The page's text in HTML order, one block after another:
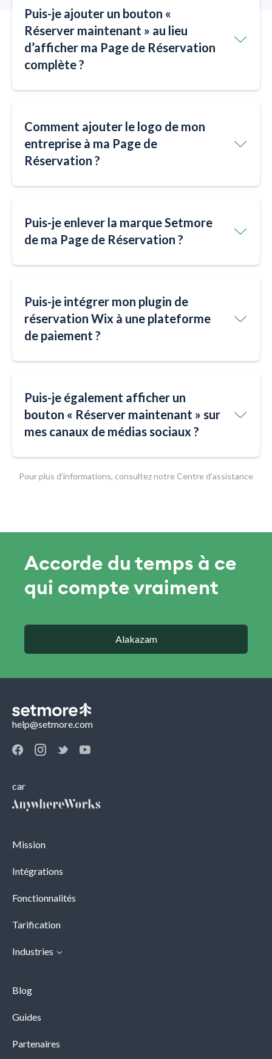
Puis-je ajouter un bouton «
Réserver maintenant » au lieu
d’afficher ma Page de Réservation
complète ?
Comment ajouter le logo de mon
entreprise à ma Page de
Réservation ?
Puis-je enlever la marque Setmore
de ma Page de Réservation ?
Puis-je intégrer mon plugin de
réservation Wix à une plateforme
de paiement ?
Puis-je également afficher un
bouton « Réserver maintenant » sur
mes canaux de médias sociaux ?
Pour plus d’informations, consultez notre Centre d’assistance
Accorde du temps à ce
qui compte vraiment
Alakazam
help@setmore.com
car
Mission
Intégrations
Fonctionnalités
Tarification
Industries
Blog
Guides
Partenaires